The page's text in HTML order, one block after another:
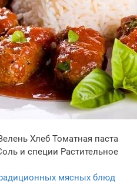
Хлеб Томатная паста
и специи Растительное
мясных блюд